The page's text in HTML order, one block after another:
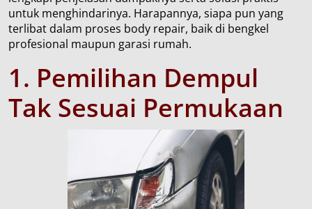
untuk menghindarinya. Harapannya, siapa pun yang
terlibat dalam proses body repair, baik di bengkel
profesional maupun garasi rumah.
1. Pemilihan Dempul
Tak Sesuai Permukaan